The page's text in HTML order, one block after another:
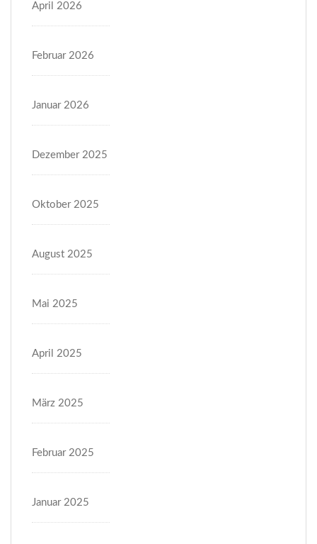
April 2026
Februar 2026
Januar 2026
Dezember 2025
Oktober 2025
August 2025
Mai 2025
April 2025
März 2025
Februar 2025
Januar 2025